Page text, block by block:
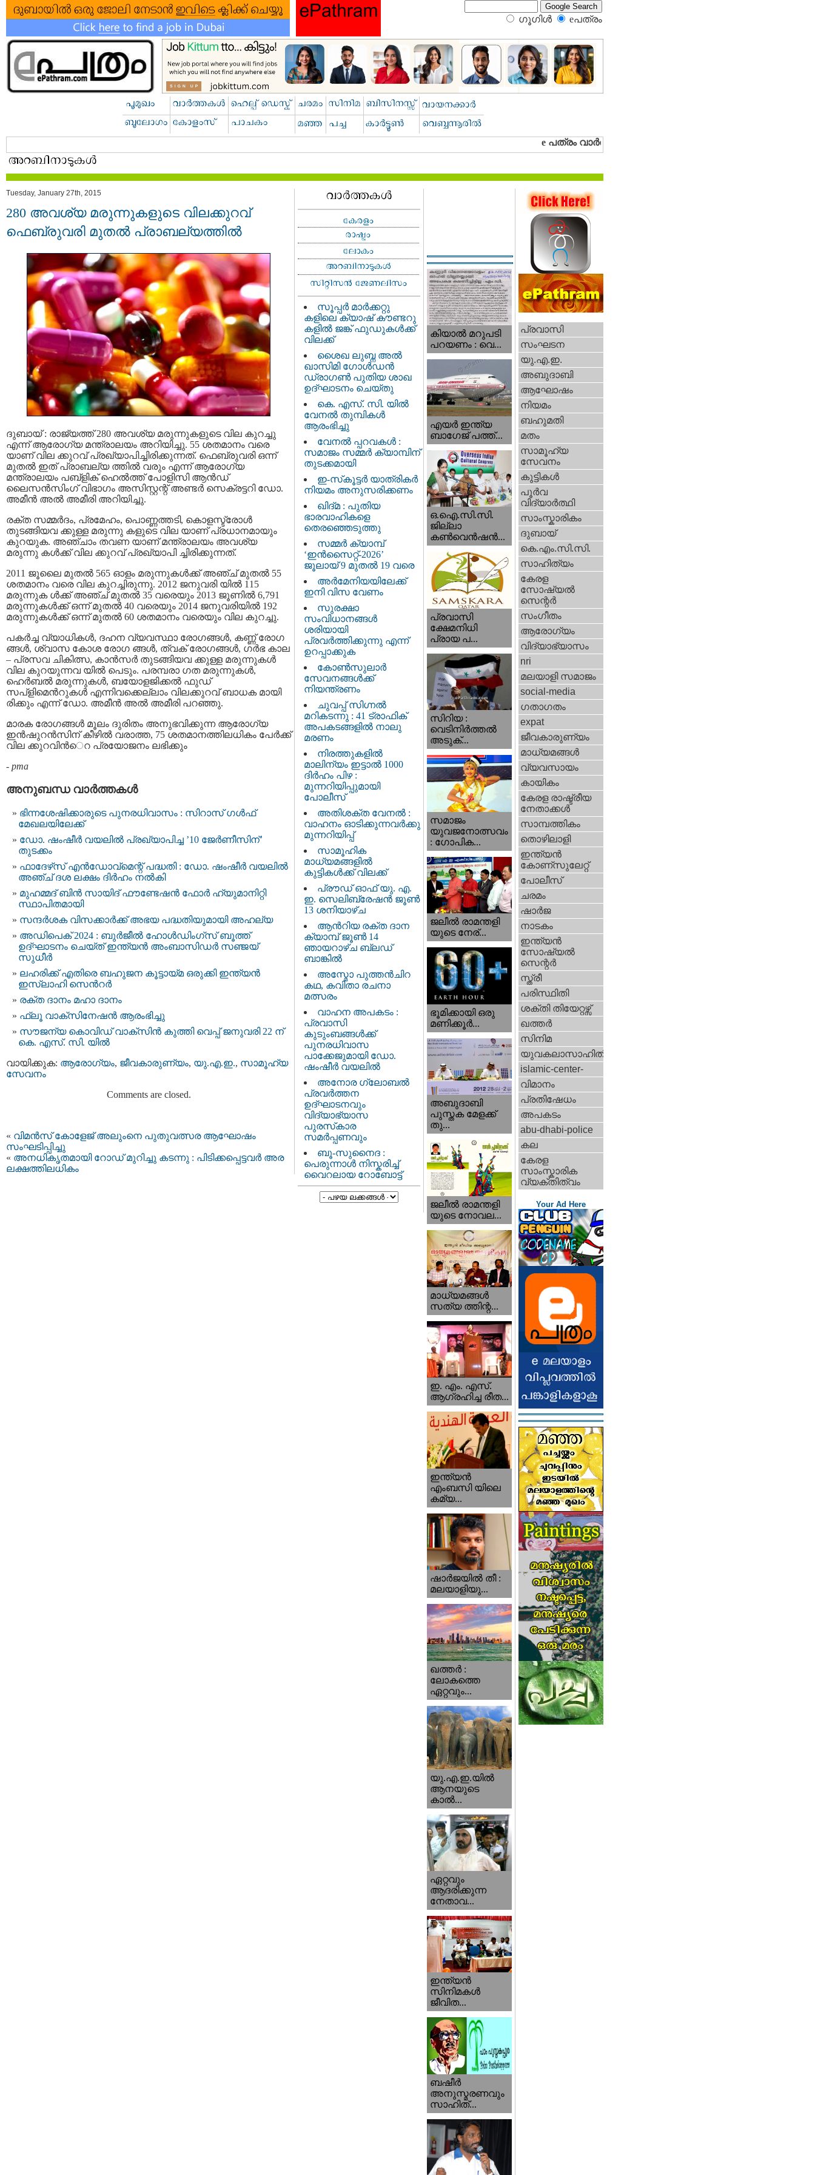
ഗൂഗിള്‍ eപത്രം‍
Tuesday, January 27th, 2015
280 അവശ്യ മരുന്നുകളുടെ വിലക്കുറവ്
ഫെബ്രുവരി മുതല്‍ പ്രാബല്യത്തില്‍
ദുബായ് : രാജ്യത്ത് 280 അവശ്യ മരുന്നുകളുടെ വില കുറച്ചു
എന്ന് ആരോഗ്യ മന്ത്രാലയം അറിയിച്ചു. 55 ശതമാനം വരെ
യാണ് വില ക്കുറവ് പ്രഖ്യാപിച്ചിരിക്കുന്നത്. ഫെബ്രുവരി ഒന്ന്
മുതല്‍ ഇത് പ്രാബല്യ ത്തില്‍ വരും എന്ന് ആരോഗ്യ
മന്ത്രാലയം പബ്ളിക് ഹെല്‍ത്ത് പോളിസി ആന്‍ഡ്
ലൈസന്‍സിംഗ് വിഭാഗം അസിസ്റ്റന്റ് അണ്ടര്‍ സെക്രട്ടറി ഡോ.
അമീന്‍ അല്‍ അമീരി അറിയിച്ചു.
രക്ത സമ്മര്‍ദം, പ്രമേഹം, പൊണ്ണത്തടി, കൊളസ്ട്രോള്‍
തുടങ്ങിയവ ക്കുള്ള മരുന്നു കളുടെ വില യാണ് പ്രധാനമായും
കുറയുക. അഞ്ചാം തവണ യാണ് മന്ത്രാലയം അവശ്യ
മരുന്നു കള്‍ക്ക് വില ക്കുറവ് പ്രഖ്യാപി ച്ചിരിക്കുന്നത്.
2011 ജൂലൈ മുതല്‍ 565 ഓളം മരുന്നുകള്‍ക്ക് അഞ്ച് മുതല്‍ 55
ശതമാനം വരെ വില കുറച്ചിരുന്നു. 2012 ജനുവരി യില്‍ 115
മരുന്നുക ള്‍ക്ക് അഞ്ച് മുതല്‍ 35 വരെയും 2013 ജൂണില്‍ 6,791
മരുന്നുകള്‍ക്ക് ഒന്ന് മുതല്‍ 40 വരെയും 2014 ജനുവരിയില്‍ 192
മരുന്നുകള്‍ക്ക് ഒന്ന് മുതല്‍ 60 ശതമാനം വരെയും വില കുറച്ചു.
പകര്‍ച്ച വ്യാധികള്‍, ദഹന വ്യവസ്ഥാ രോഗങ്ങള്‍, കണ്ണ് രോഗ
ങ്ങള്‍, ശ്വാസ കോശ രോഗ ങ്ങള്‍, ത്വക് രോഗങ്ങള്‍, ഗര്‍ഭ കാല
– പ്രസവ ചികിത്സ, കാന്‍സര്‍ തുടങ്ങിയവ ക്കുള്ള മരുന്നുകള്‍
വില കുറയുന്നവ യില്‍ പെടും. പരമ്പരാ ഗത മരുന്നുകള്‍,
ഹെര്‍ബല്‍ മരുന്നുകള്‍, ബയോളജിക്കല്‍ ഫുഡ്
സപ്ളിമെന്‍റുകള്‍ എന്നിവക്കെല്ലാം വിലക്കുറവ് ബാധക മായി
രിക്കും എന്ന്‍ ഡോ. അമീന്‍ അല്‍ അമീരി പറഞ്ഞു.
മാരക രോഗങ്ങള്‍ മൂലം ദുരിതം അനുഭവിക്കുന്ന ആരോഗ്യ
ഇന്‍ഷുറന്‍സിന് കീഴില്‍ വരാത്ത, 75 ശതമാനത്തിലധികം പേര്‍ക്ക്
വില ക്കുറവിന്‍െറ പ്രയോജനം ലഭിക്കും
- pma
അനുബന്ധ വാര്‍ത്തകള്‍
ഭിന്നശേഷിക്കാരുടെ പുനരധിവാസം : സിറാസ് ഗൾഫ്
മേഖലയിലേക്ക്
ഡോ. ഷംഷീർ വയലിൽ പ്രഖ്യാപിച്ച ’10 ജേർണീസിന്’
തുടക്കം
ഫാദേഴ്‌സ് എന്‍ഡോവ്‌മെന്റ് പദ്ധതി : ഡോ. ഷംഷീര്‍ വയലില്‍
അഞ്ച് ദശ ലക്ഷം ദിര്‍ഹം നല്‍കി
മുഹമ്മദ് ബിൻ സായിദ് ഫൗണ്ടേഷൻ ഫോർ ഹ്യുമാനിറ്റി
സ്ഥാപിതമായി
സന്ദര്‍ശക വിസക്കാര്‍ക്ക് അഭയ പദ്ധതിയുമായി അഹല്യ
അഡിപെക് 2024 : ബുർജീൽ ഹോൾഡിംഗ്‌സ് ബൂത്ത്
ഉദ്ഘാടനം ചെയ്ത് ഇന്ത്യൻ അംബാസിഡർ സഞ്ജയ്
സുധീർ
ലഹരിക്ക് എതിരെ ബഹുജന കൂട്ടായ്മ ഒരുക്കി ഇന്ത്യൻ
ഇസ്ലാഹി സെന്‍റര്‍
രക്ത ദാനം മഹാ ദാനം
ഫ്ലൂ വാക്സിനേഷൻ ആരംഭിച്ചു
സൗജന്യ കൊവിഡ് വാക്സിൻ കുത്തി വെപ്പ് ജനുവരി 22 ന്
കെ. എസ്. സി. യില്‍
വായിക്കുക: ആരോഗ്യം, ജീവകാരുണ്യം, യു.എ.ഇ., സാമൂഹ്യ
സേവനം
Comments are closed.
« വിമന്‍സ്‌ കോളേജ്‌ അലുംനെ പുതുവത്സര ആഘോഷം
സംഘടിപ്പിച്ചു
« അനധികൃതമായി റോഡ് മുറിച്ചു കടന്നു : പിടിക്കപ്പെട്ടവര്‍ അര
ലക്ഷത്തിലധികം
സൂപ്പർ മാർക്കറ്റു
കളിലെ ക്യാഷ് കൗണ്ടറു
കളിൽ ജങ്ക് ഫുഡുകൾക്ക്
വിലക്ക്
ശൈഖ ലുബ്ന അൽ
ഖാസിമി ഗോൾഡൻ
ഡ്രാഗൺ പുതിയ ശാഖ
ഉദ്ഘാടനം ചെയ്തു
കെ. എസ്. സി. യിൽ
വേനൽ തുമ്പികൾ
ആരംഭിച്ചു
വേനൽ പ്പറവകൾ :
സമാജം സമ്മർ ക്യാമ്പിന്
തുടക്കമായി
ഇ-സ്‌കൂട്ടർ യാത്രികർ
നിയമം അനുസരിക്കണം
ഖിദ്മ : പുതിയ
ഭാരവാഹികളെ
തെരഞ്ഞെടുത്തു
സമ്മർ ക്യാമ്പ്
‘ഇൻസൈറ്റ്-2026’
ജൂലായ് 9 മുതൽ 19 വരെ
അർമേനിയയിലേക്ക്
ഇനി വിസ വേണം
സുരക്ഷാ
സംവിധാനങ്ങൾ
ശരിയായി
പ്രവർത്തിക്കുന്നു എന്ന്
ഉറപ്പാക്കുക
കോൺസുലാർ
സേവനങ്ങൾക്ക്
നിയന്ത്രണം
ചുവപ്പ് സിഗ്നൽ
മറികടന്നു : 41 ട്രാഫിക്
അപകടങ്ങളിൽ നാലു
മരണം
നിരത്തുകളിൽ
മാലിന്യം ഇട്ടാൽ 1000
ദിർഹം പിഴ :
മുന്നറിയിപ്പുമായി
പോലീസ്
അതിശക്ത വേനൽ :
വാഹനം ഓടിക്കുന്നവർക്കു
മുന്നറിയിപ്പ്
സാമൂഹിക
മാധ്യമങ്ങളിൽ
കുട്ടികൾക്ക് വിലക്ക്
പ്രൗഡ് ഓഫ് യു. എ.
ഇ. സെലിബ്രേഷൻ ജൂൺ
13 ശനിയാഴ്ച
ആൻറിയ രക്ത ദാന
ക്യാമ്പ് ജൂൺ 14
ഞായറാഴ്ച ബ്ലഡ്
ബാങ്കിൽ
അസ്മോ പുത്തൻചിറ
കഥ, കവിതാ രചനാ
മത്സരം
വാഹന അപകടം :
പ്രവാസി
കുടുംബങ്ങൾക്ക്
പുനരധിവാസ
പാക്കേജുമായി ഡോ.
ഷംഷീർ വയലിൽ
അനോര ഗ്ലോബൽ
പ്രവർത്തന
ഉദ്ഘാടനവും
വിദ്യാഭ്യാസ
പുരസ്‌കാര
സമർപ്പണവും
ബൂ-സുനൈദ :
പെരുന്നാൾ നിസ്കരിച്ച്
വൈറലായ റോബോട്ട്
കിയാല്‍ മറുപടി
പറയണം : വെ...
എയര്‍ ഇന്ത്യ
ബാഗേജ് പത്ത്...
ഒ.ഐ.സി.സി.
ജില്ലാ
കൺവെൻഷൻ...
പ്രവാസി
ക്ഷേമനിധി
പ്രായ പ...
സിറിയ :
വെടിനിർത്തൽ
അടുക്...
സമാജം
യുവജനോത്സവം
: ഗോപിക...
ജലീല്‍ രാമന്തളി
യുടെ നേര്...
ഭൂമിക്കായി ഒരു
മണിക്കൂര്‍...
അബുദാബി
പുസ്തക മേളക്ക്
തു...
ജലീല്‍ രാമന്തളി
യുടെ നോവല...
മാധ്യമങ്ങള്‍
സത്യ ത്തിന്റ...
ഇ. എം. എസ്.
ആഗ്രഹിച്ച രീത...
ഇന്ത്യന്‍
എംബസി യിലെ
കമ്യ...
ഷാര്‍ജയില്‍ തീ :
മലയാളിയു...
ഖത്തര്‍ :
ലോകത്തെ
ഏറ്റവും...
യു.എ.ഇ.യില്‍
ആനയുടെ
കാല്‍...
ഏറ്റവും
ആദരിക്കുന്ന
നേതാവ...
ഇന്ത്യന്‍
സിനിമകള്‍
ജീവിത...
ബഷീര്‍
അനുസ്മരണവും
സാഹിത്...
പ്രവാസി
സംഘടന
യു.എ.ഇ.
അബുദാബി
ആഘോഷം
നിയമം
ബഹുമതി
മതം
സാമൂഹ്യ
സേവനം
കുട്ടികള്‍
പൂര്‍വ
വിദ്യാര്‍ത്ഥി
സാംസ്കാരികം
ദുബായ്‌
കെ.എം.സി.സി.
സാഹിത്യം
കേരള
സോഷ്യല്‍
സെന്റര്‍
സംഗീതം
ആരോഗ്യം
വിദ്യാഭ്യാസം
nri
മലയാളി സമാജം
social-media
ഗതാഗതം
expat
ജീവകാരുണ്യം
മാധ്യമങ്ങള്‍
വ്യവസായം
കായികം
കേരള രാഷ്ട്രീയ
നേതാക്കള്‍
സാമ്പത്തികം
തൊഴിലാളി
ഇന്ത്യന്‍
കോണ്സുലേറ്റ്
പോലീസ്
ചരമം
ഷാര്‍ജ
നാടകം
ഇന്ത്യന്‍
സോഷ്യല്‍
സെന്റര്‍
സ്ത്രീ
പരിസ്ഥിതി
ശക്തി തിയേറ്റഴ്സ്
ഖത്തര്‍
സിനിമ
യുവകലാസാഹിതി
islamic-center-
വിമാനം
പ്രതിഷേധം
അപകടം
abu-dhabi-police
കല
കേരള
സാംസ്കാരിക
വ്യക്തിത്വം
Your Ad Here